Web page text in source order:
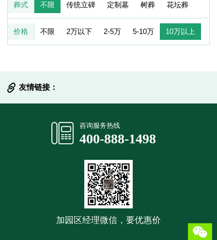
葬式 不限 传统立碑 定制墓 树葬 花坛葬
价格 不限 2万以下 2-5万 5-10万 10万以上
友情链接：
咨询服务热线
400-888-1498
加园区经理微信，要优惠价